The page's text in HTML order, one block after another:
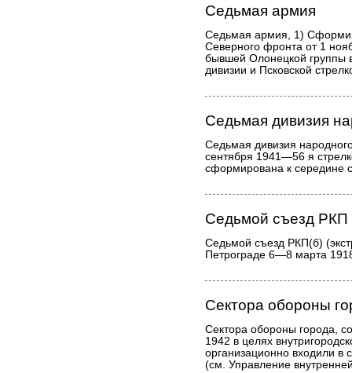
Седьмая армия
Седьмая армия, 1)
Северного фронта от 1
бывшей Олонецкой группы
дивизии и Псковской
Седьмая дивизия
Седьмая дивизия
сентября 1941—56 я
сформирована к середине
Седьмой съезд РКП
Седьмой съезд РКП(б)
Петрограде 6—8 марта
Сектора обороны
Сектора обороны города,
1942 в целях
организационно входили в
(см. Управление